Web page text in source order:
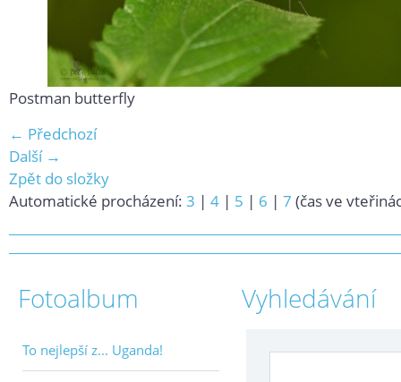
Postman butterfly
← Předchozí
Další →
Zpět do složky
Automatické procházení: 3 | 4 | 5 | 6 | 7 (čas ve
Fotoalbum
To nejlepší z... Uganda!
Vyhledávání